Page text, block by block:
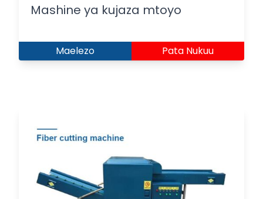
Mashine ya kujaza mtoyo
Maelezo Pata Nukuu